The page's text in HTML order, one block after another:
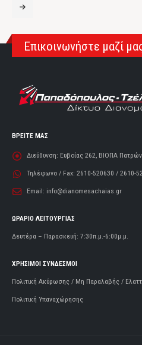
Επικοινωνήστε μαζί
ΒΡΕΙΤΕ ΜΑΣ
Διεύθυνση: Ευβοίας 262, ΒΙΟΠΑ Πατρών
Τηλέφωνο / Fax: 2610-520630 / 2610-
Email: info@dianomesachaias.gr
ΩΡΑΡΙΟ ΛΕΙΤΟΥΡΓΙΑΣ
Δευτέρα – Παρασκευή: 7:30π.μ.-6:00μ.μ.
ΧΡΗΣΙΜΟΙ ΣΥΝΔΕΣΜΟΙ
Πολιτική Ακύρωσης / Μη Παραλαβής /
Πολιτική Υπαναχώρησης